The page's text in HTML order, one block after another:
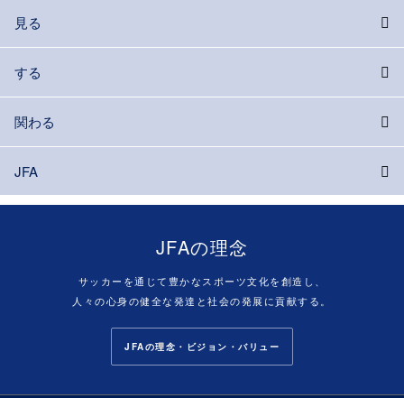
見る
する
関わる
JFA
JFAの理念
サッカーを通じて豊かなスポーツ文化を創造し、
人々の心身の健全な発達と社会の発展に貢献する。
JFAの理念・ビジョン・バリュー